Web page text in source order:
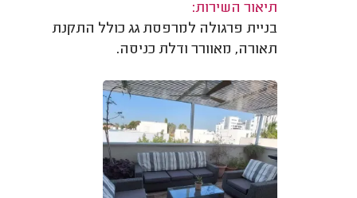
תיאור השירות:
בניית פרגולה למרפסת גג כולל התקנת
תאורה, מאוורר ודלת כניסה.